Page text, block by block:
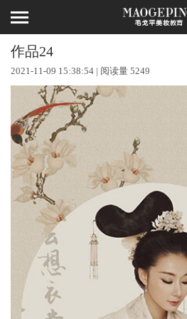
作品24
2021-11-09 15:38:54 | 阅读量 5249